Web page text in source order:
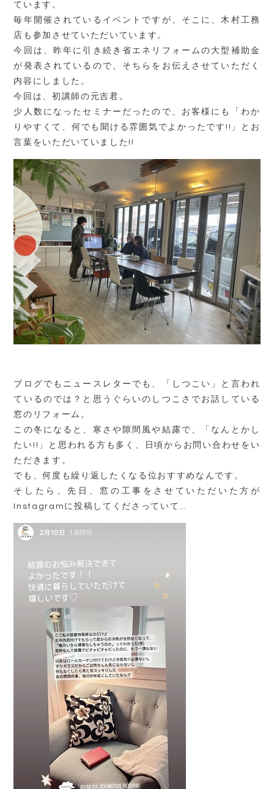
ています。
毎年開催されているイベントですが、そこに、木村工務
店も参加させていただいています。
今回は、昨年に引き続き省エネリフォームの大型補助金
が発表されているので、そちらをお伝えさせていただく
内容にしました。
今回は、初講師の元吉君。
少人数になったセミナーだったので、お客様にも「わか
りやすくて、何でも聞ける雰囲気でよかったです!!」とお
言葉をいただいていました!!
ブログでもニュースレターでも、「しつこい」と言われ
ているのでは？と思うぐらいのしつこさでお話している
窓のリフォーム。
この冬になると、寒さや隙間風や結露で、「なんとかし
たい!!」と思われる方も多く、日頃からお問い合わせをい
ただきます。
でも、何度も繰り返したくなる位おすすめなんです。
そしたら、先日、窓の工事をさせていただいた方が
Instagramに投稿してくださっていて…